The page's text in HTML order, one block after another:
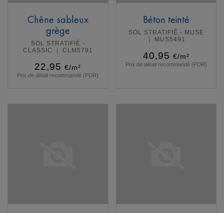
Chêne sableux
grège
SOL STRATIFIÉ -
CLASSIC
CLM5791
22,95 €/m²
Prix de détail recommandé (PDR)
Béton teinté
SOL STRATIFIÉ - MUSE
MUS5491
40,95 €/m²
Prix de détail recommandé (PDR)